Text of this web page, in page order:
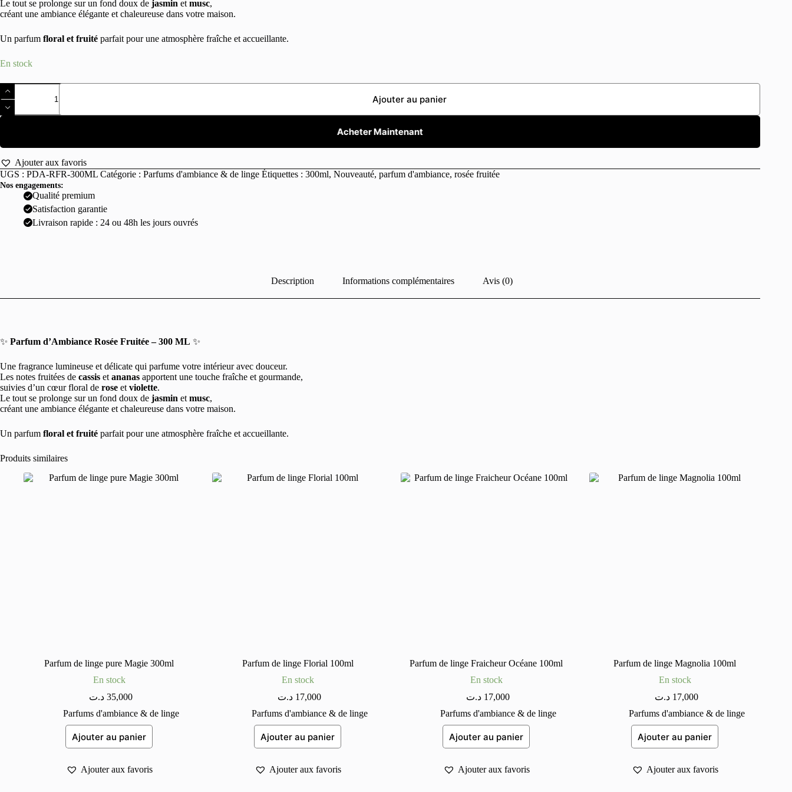
Le tout se prolonge sur un fond doux de jasmin et musc,
créant une ambiance élégante et chaleureuse dans votre maison.
Un parfum floral et fruité parfait pour une atmosphère fraîche et accueillante.
En stock
quantité
de
Parfum
d'ambiance
300ml
Ajouter au panier
Acheter Maintenant
Ajouter aux favoris
UGS : PDA-RFR-300ML Catégorie : Parfums d'ambiance & de linge Étiquettes : 300ml, Nouveauté, parfum d'ambiance, rosée fruitée
Nos engagements:
Qualité premium
Satisfaction garantie
Livraison rapide : 24 ou 48h les jours ouvrés
Description Informations complémentaires Avis (0)
✨ Parfum d’Ambiance Rosée Fruitée – 300 ML ✨
Une fragrance lumineuse et délicate qui parfume votre intérieur avec douceur.
Les notes fruitées de cassis et ananas apportent une touche fraîche et gourmande,
suivies d’un cœur floral de rose et violette.
Le tout se prolonge sur un fond doux de jasmin et musc,
créant une ambiance élégante et chaleureuse dans votre maison.
Un parfum floral et fruité parfait pour une atmosphère fraîche et accueillante.
Produits similaires
Parfum de linge pure Magie 300ml
En stock
35,000 د.ت
Parfums d'ambiance & de linge
Ajouter au panier
Ajouter aux favoris
Parfum de linge Florial 100ml
En stock
17,000 د.ت
Parfums d'ambiance & de linge
Ajouter au panier
Ajouter aux favoris
Parfum de linge Fraicheur Océane 100ml
En stock
17,000 د.ت
Parfums d'ambiance & de linge
Ajouter au panier
Ajouter aux favoris
Parfum de linge Magnolia 100ml
En stock
17,000 د.ت
Parfums d'ambiance & de linge
Ajouter au panier
Ajouter aux favoris